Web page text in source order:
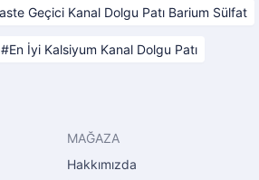
Geçici Kanal Dolgu Patı Barium Sülfat
En İyi Kalsiyum Kanal Dolgu Patı
MAĞAZA
Hakkımızda